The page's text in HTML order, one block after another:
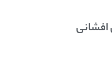
افشانی